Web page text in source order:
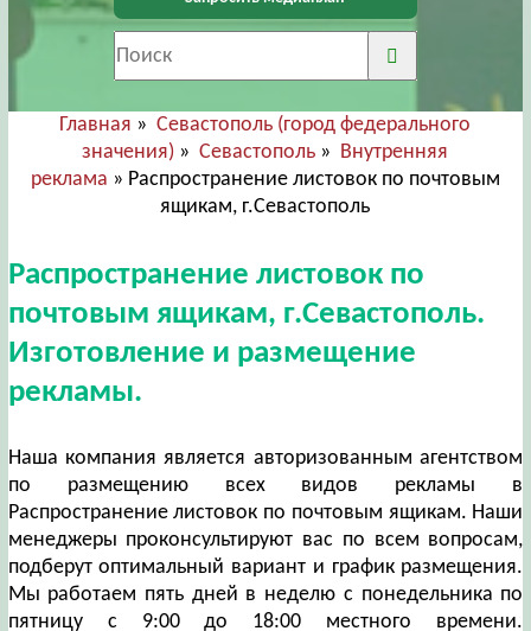
Главная »Севастополь (город федерального
значения) »Севастополь » Внутренняя
реклама » Распространение листовок по почтовым
ящикам, г.Севастополь
Распространение листовок по
почтовым ящикам, г.Севастополь.
Изготовление и размещение
рекламы.
Наша компания является авторизованным агентством
по размещению всех видов рекламы в
Распространение листовок по почтовым ящикам. Наши
менеджеры проконсультируют вас по всем вопросам,
подберут оптимальный вариант и график размещения.
Мы работаем пять дней в неделю с понедельника по
пятницу с 9:00 до 18:00 местного времени.